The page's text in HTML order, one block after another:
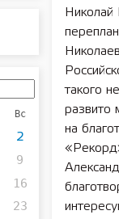
Вс
2
9
16
23
Николай
такого
развито
на